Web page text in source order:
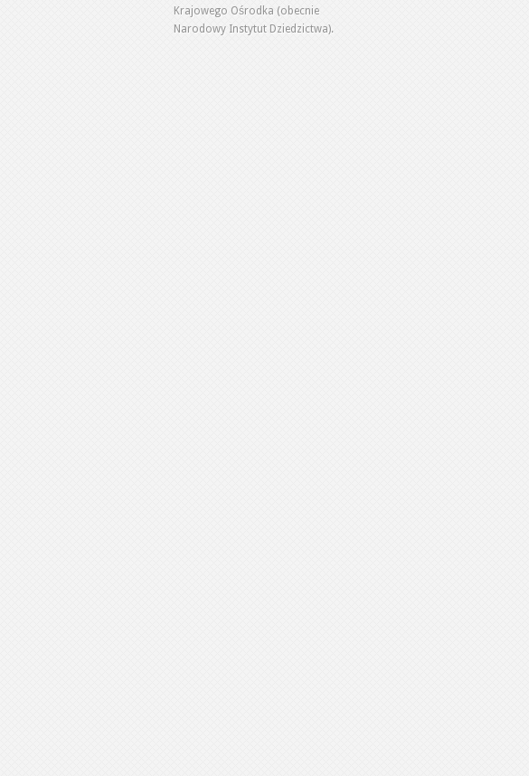
Krajowego Ośrodka (obecnie
Narodowy Instytut Dziedzictwa).